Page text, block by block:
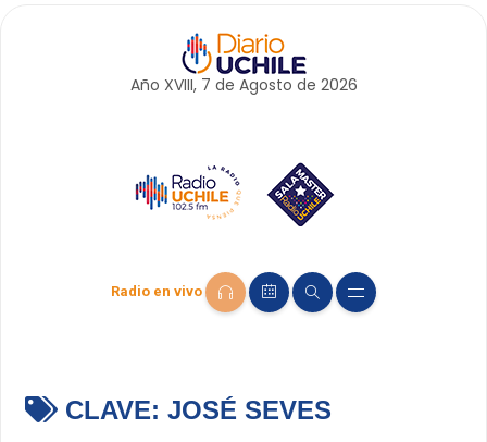
Año XVIII, 7 de Agosto de 2026
Radio en vivo
CLAVE: JOSÉ SEVES